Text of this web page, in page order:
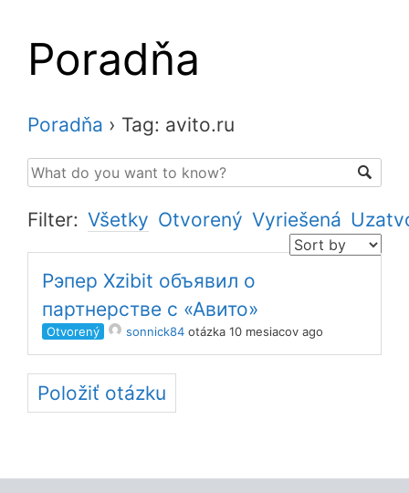
Poradňa
Poradňa › Tag: avito.ru
Filter: Všetky Otvorený Vyriešená
Рэпер Xzibit объявил о
партнерстве с «Авито»
Otvorený sonnick84 otázka 10 mesiacov ago
Položiť otázku